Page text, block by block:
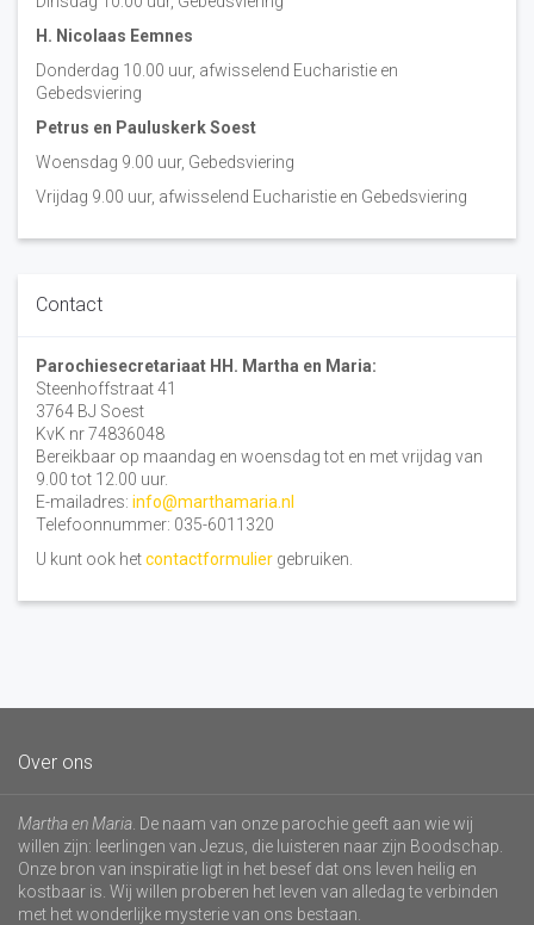
H. Nicolaas Eemnes
Donderdag 10.00 uur, afwisselend Eucharistie en
Gebedsviering
Petrus en Pauluskerk Soest
Woensdag 9.00 uur, Gebedsviering
Vrijdag 9.00 uur, afwisselend Eucharistie en Gebedsviering
Contact
Parochiesecretariaat HH. Martha en Maria:
Steenhoffstraat 41
3764 BJ Soest
KvK nr 74836048
Bereikbaar op maandag en woensdag tot en met vrijdag van
9.00 tot 12.00 uur.
E-mailadres: info@marthamaria.nl
Telefoonnummer: 035-6011320
U kunt ook hetcontactformulier gebruiken.
Over ons
Martha en Maria . De naam van onze parochie geeft aan wie wij
willen zijn: leerlingen van Jezus, die luisteren naar zijn Boodschap.
Onze bron van inspiratie ligt in het besef dat ons leven heilig en
kostbaar is. Wij willen proberen het leven van alledag te verbinden
met het wonderlijke mysterie van ons bestaan.